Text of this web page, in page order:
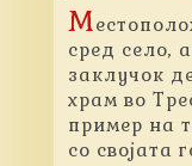
М
сред село,
заклучок
храм во
пример на
со својата